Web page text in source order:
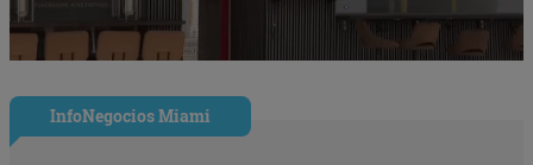
InfoNegocios Miami